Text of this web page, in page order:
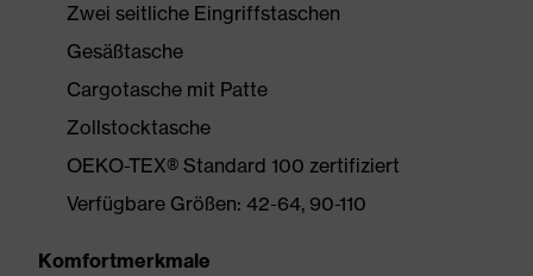
Zwei seitliche Eingriffstaschen
Gesäßtasche
Cargotasche mit Patte
Zollstocktasche
OEKO-TEX® Standard 100 zertifiziert
Verfügbare Größen: 42-64, 90-110
Komfortmerkmale